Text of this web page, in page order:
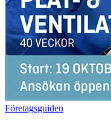
Företagsguiden